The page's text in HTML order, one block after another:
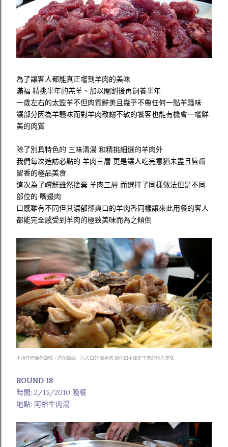
為了讓客人都能真正嚐到羊肉的美味
滿福 精挑半年的羔羊、加以閹割後再飼養半年
一歲左右的太監羊不但肉質鮮美且幾乎不帶任何一點羊騷味
讓部分因為羊騷味而對羊肉敬謝不敏的饕客也能有機會一嚐鮮
美的肉質
除了別具特色的 三味清湯 和精挑細選的羊肉外
我們每次造訪必點的 羊肉三層 更是讓人吃完意猶未盡且唇齒
留香的極品美食
這次為了嚐鮮雖然捨棄 羊肉三層 而選擇了同樣做法但是不同
部位的 嘴邊肉
口感雖有不同但其濃郁卻爽口的羊肉香同樣讓來此用餐的客人
都能完全感受到羊肉的極致美味而為之傾倒
不須任何額外調味、搭配薑絲一同入口的 嘴邊肉 讓你口中滿是羊肉的誘人美味
ROUND 18
時間: 2/15/2010 晚餐
地點: 阿裕牛肉湯